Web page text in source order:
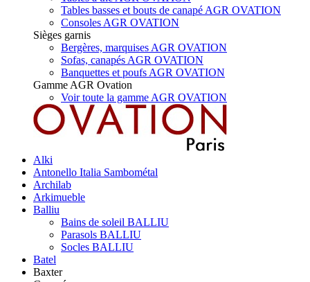
Tables basses et bouts de canapé AGR OVATION
Consoles AGR OVATION
Sièges garnis
Bergères, marquises AGR OVATION
Sofas, canapés AGR OVATION
Banquettes et poufs AGR OVATION
Gamme AGR Ovation
Voir toute la gamme AGR OVATION
Alki
Antonello Italia Sambométal
Archilab
Arkimueble
Balliu
Bains de soleil BALLIU
Parasols BALLIU
Socles BALLIU
Batel
Baxter